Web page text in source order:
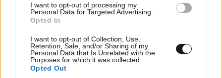
I want to opt-out of processing my
Personal Data for Targeted Advertising.
Opted In
I want to opt-out of Collection, Use,
Retention, Sale, and/or Sharing of my
Personal Data that Is Unrelated with the
Purposes for which it was collected.
Opted Out
περνούν απαρατήρητες, αλλά καλό είναι να τις
βγάλετε από την καθημερινότητά σας